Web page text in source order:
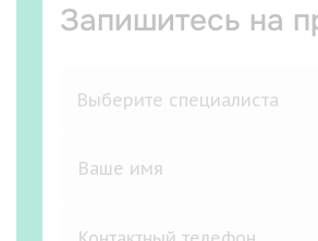
Запишитесь на